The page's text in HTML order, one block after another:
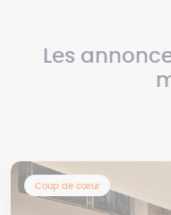
Les
Coup de cœur